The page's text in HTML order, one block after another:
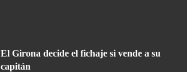
El Girona decide el fichaje si vende a su
capitán